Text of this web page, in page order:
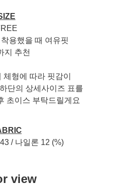
용했을 때 여유핏
지 추천
형에 따라 핏감이
단의 상세사이즈 표를
초이스 부탁드릴게요
/ 나일론 12 (%)
view